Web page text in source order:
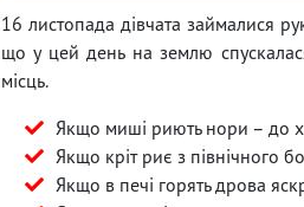
16 листопада дівчата займалися
що у цей день на землю
місць.
Якщо миші риють нори – до
Якщо кріт риє з північного
Якщо в печі горять дрова